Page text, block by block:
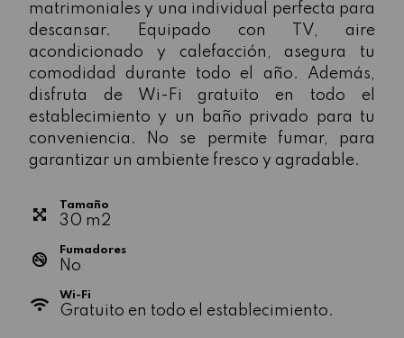
matrimoniales y una individual perfecta para
descansar. Equipado con TV, aire
acondicionado y calefacción, asegura tu
comodidad durante todo el año. Además,
disfruta de Wi-Fi gratuito en todo el
establecimiento y un baño privado para tu
conveniencia. No se permite fumar, para
garantizar un ambiente fresco y agradable.
Tamaño
30 m2
Fumadores
No
Wi-Fi
Gratuito en todo el establecimiento.